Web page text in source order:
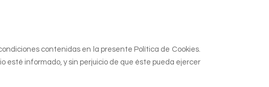
contenidas en la presente Política de Cookies.
esté informado, y sin perjuicio de que éste pueda ejercer